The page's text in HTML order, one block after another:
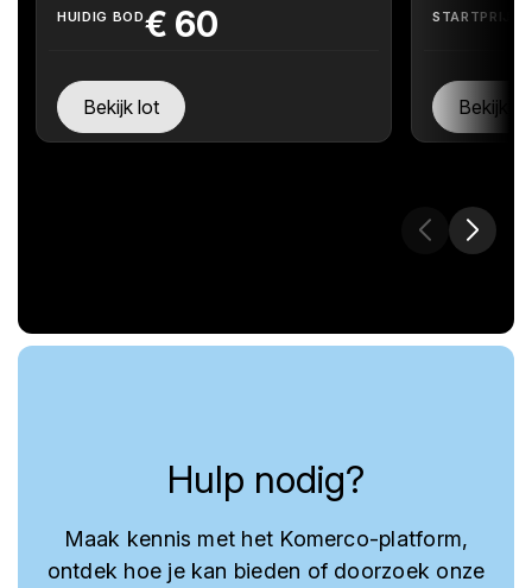
HUIDIG BOD€ 60
Bekijk lot
STARTPRIJS
Bekijk
Hulp nodig?
Maak kennis met het Komerco-platform,
ontdek hoe je kan bieden of doorzoek onze